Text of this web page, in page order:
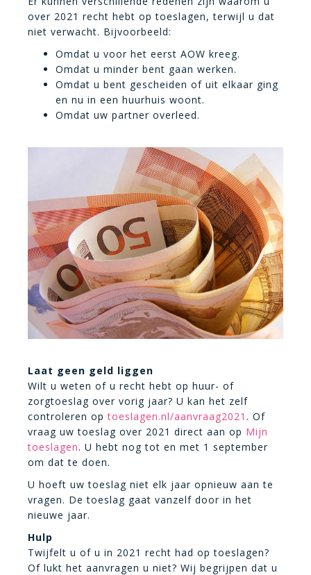
over 2021 recht hebt op toeslagen, terwijl u dat
niet verwacht. Bijvoorbeeld:
Omdat u voor het eerst AOW kreeg.
Omdat u minder bent gaan werken.
Omdat u bent gescheiden of uit elkaar ging
en nu in een huurhuis woont.
Omdat uw partner overleed.
Laat geen geld liggen
Wilt u weten of u recht hebt op huur- of
zorgtoeslag over vorig jaar? U kan het zelf
controleren optoeslagen.nl/aanvraag2021 . Of
vraag uw toeslag over 2021 direct aan op Mijn
toeslagen. U hebt nog tot en met 1 september
om dat te doen.
U hoeft uw toeslag niet elk jaar opnieuw aan te
vragen. De toeslag gaat vanzelf door in het
nieuwe jaar.
Hulp
Twijfelt u of u in 2021 recht had op toeslagen?
Of lukt het aanvragen u niet? Wij begrijpen dat u